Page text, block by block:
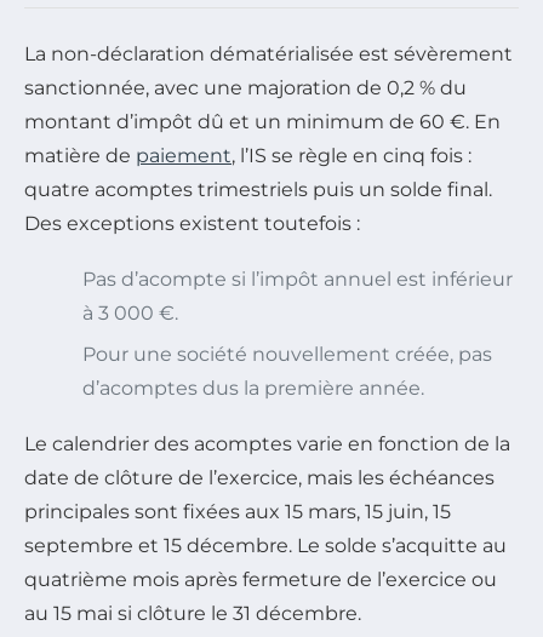
La non-déclaration dématérialisée est sévèrement
sanctionnée, avec une majoration de 0,2 % du
montant d’impôt dû et un minimum de 60 €. En
matière de paiement, l’IS se règle en cinq fois :
quatre acomptes trimestriels puis un solde final.
Des exceptions existent toutefois :
Pas d’acompte si l’impôt annuel est inférieur
à 3 000 €.
Pour une société nouvellement créée, pas
d’acomptes dus la première année.
Le calendrier des acomptes varie en fonction de la
date de clôture de l’exercice, mais les échéances
principales sont fixées aux 15 mars, 15 juin, 15
septembre et 15 décembre. Le solde s’acquitte au
quatrième mois après fermeture de l’exercice ou
au 15 mai si clôture le 31 décembre.